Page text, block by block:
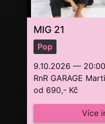
MIG 21
Pop
9.10.2026 — 20:00
RnR GARAGE
od 690,- Kč
Více